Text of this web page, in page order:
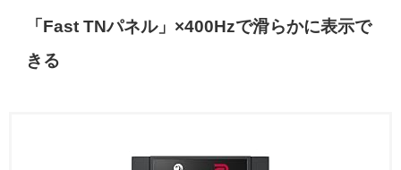
「Fast TNパネル」×400Hzで滑らかに表示で
きる